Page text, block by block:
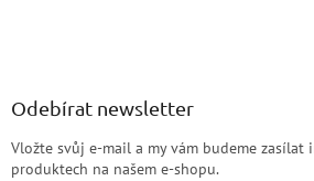
Odebírat newsletter
Vložte svůj e-mail a my vám budeme zasílat
produktech na našem e-shopu.